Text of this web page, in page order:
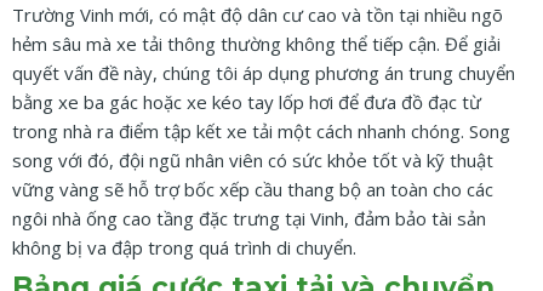
Trường Vinh mới, có mật độ dân cư cao và tồn tại nhiều ngõ
hẻm sâu mà xe tải thông thường không thể tiếp cận. Để giải
quyết vấn đề này, chúng tôi áp dụng phương án trung chuyển
bằng xe ba gác hoặc xe kéo tay lốp hơi để đưa đồ đạc từ
trong nhà ra điểm tập kết xe tải một cách nhanh chóng. Song
song với đó, đội ngũ nhân viên có sức khỏe tốt và kỹ thuật
vững vàng sẽ hỗ trợ bốc xếp cầu thang bộ an toàn cho các
ngôi nhà ống cao tầng đặc trưng tại Vinh, đảm bảo tài sản
không bị va đập trong quá trình di chuyển.